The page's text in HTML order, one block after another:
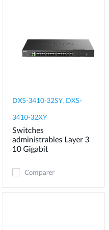
DXS-3410-32SY, DXS-
3410-32XY
Switches
administrables Layer 3
10 Gigabit
Comparer